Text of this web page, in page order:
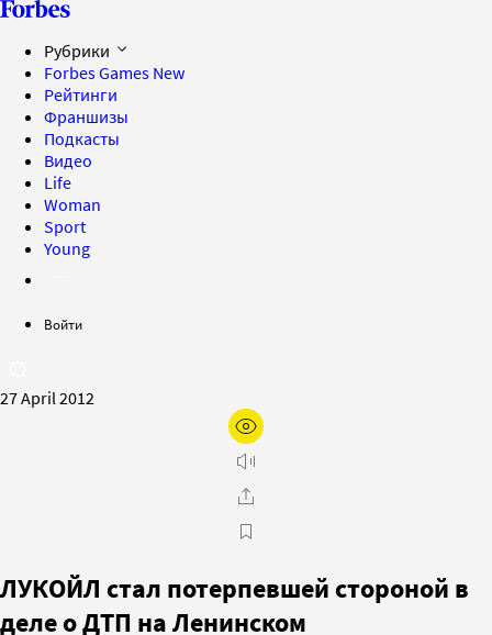
Рубрики
Forbes Games New
Рейтинги
Франшизы
Подкасты
Видео
Life
Woman
Sport
Young
Войти
27 April 2012
ЛУКОЙЛ стал потерпевшей стороной в
деле о ДТП на Ленинском